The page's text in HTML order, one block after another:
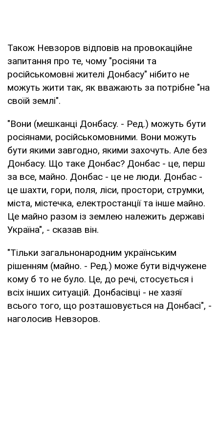
Також Невзоров відповів на провокаційне
запитання про те, чому "росіяни та
російськомовні жителі Донбасу" нібито не
можуть жити так, як вважають за потрібне "на
своїй землі".
"Вони (мешканці Донбасу. - Ред.) можуть бути
росіянами, російськомовними. Вони можуть
бути якими завгодно, якими захочуть. Але без
Донбасу. Що таке Донбас? Донбас - це, перш
за все, майно. Донбас - це не люди. Донбас -
це шахти, гори, поля, ліси, простори, струмки,
міста, містечка, електростанції та інше майно.
Це майно разом із землею належить державі
Україна", - сказав він.
"Тільки загальнонародним українським
рішенням (майно. - Ред.) може бути відчужене
кому б то не було. Це, до речі, стосується і
всіх інших ситуацій. Донбасівці - не хазяї
всього того, що розташовується на Донбасі", -
наголосив Невзоров.